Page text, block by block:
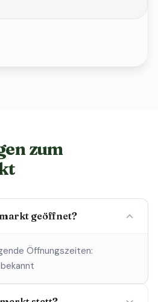
zum
geöffnet?
Öffnungszeiten: